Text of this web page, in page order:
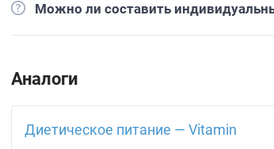
Можно ли составить
Аналоги
Диетическое питание — Vitamin